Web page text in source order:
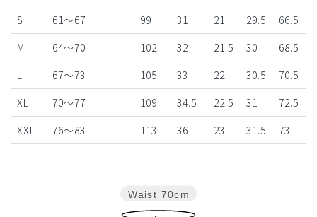
S 61～67 99 31 21 29.5
66.5
M
64～70 102 32 21.5 30
68.5
L
67～73 105 33 22 30.5
70.5
XL
70～77 109 34.5 22.5 31
72.5
XXL
76～83 113 36 23 31.5 73
Waist 70cm